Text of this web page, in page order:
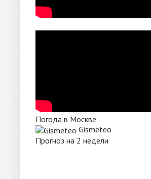
Погода в Москве
Gismeteo
Прогноз на 2 недели